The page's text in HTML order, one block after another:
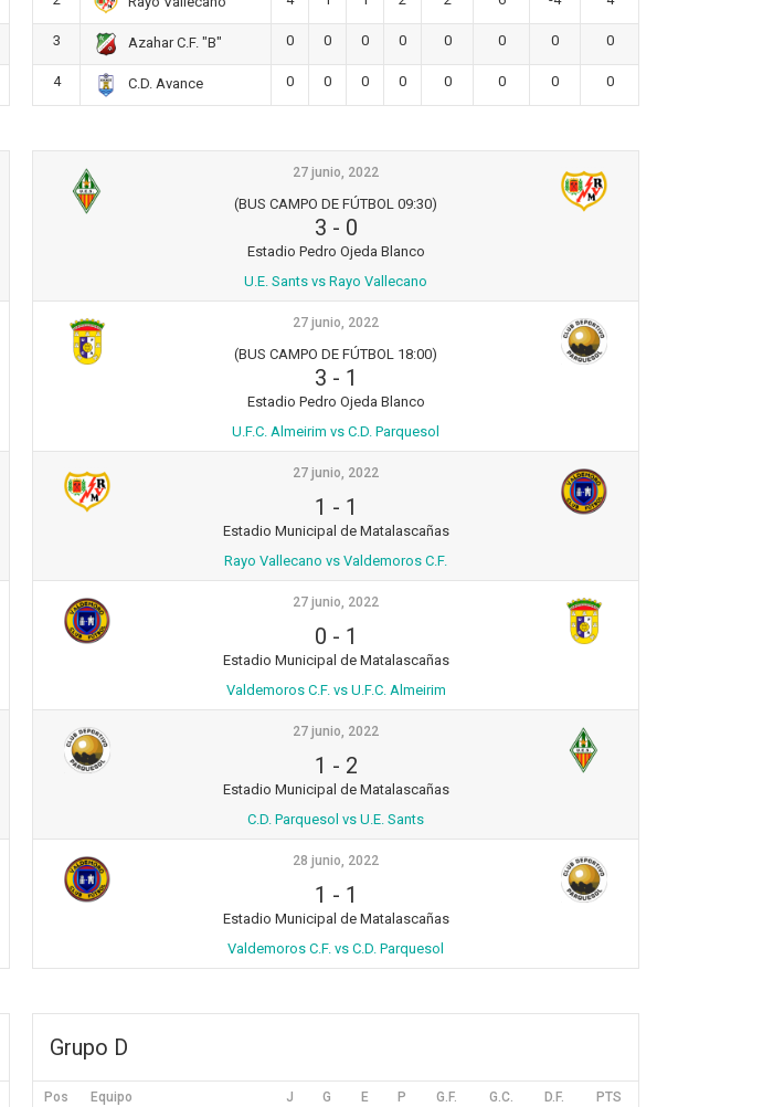
3 Azahar C.F. "B" 0 0 0 0 0 0 0 0
4 C.D. Avance 0 0 0 0 0 0 0 0
27 junio, 2022
(BUS CAMPO DE FÚTBOL 09:30)
3 - 0
Estadio Pedro Ojeda Blanco
U.E. Sants vs Rayo Vallecano
27 junio, 2022
(BUS CAMPO DE FÚTBOL 18:00)
3 - 1
Estadio Pedro Ojeda Blanco
U.F.C. Almeirim vs C.D. Parquesol
27 junio, 2022
1 - 1
Estadio Municipal de Matalascañas
Rayo Vallecano vs Valdemoros C.F.
27 junio, 2022
0 - 1
Estadio Municipal de Matalascañas
Valdemoros C.F. vs U.F.C. Almeirim
27 junio, 2022
1 - 2
Estadio Municipal de Matalascañas
C.D. Parquesol vs U.E. Sants
28 junio, 2022
1 - 1
Estadio Municipal de Matalascañas
Valdemoros C.F. vs C.D. Parquesol
Grupo D
Pos Equipo J G E P G.F. G.C. D.F. PTS